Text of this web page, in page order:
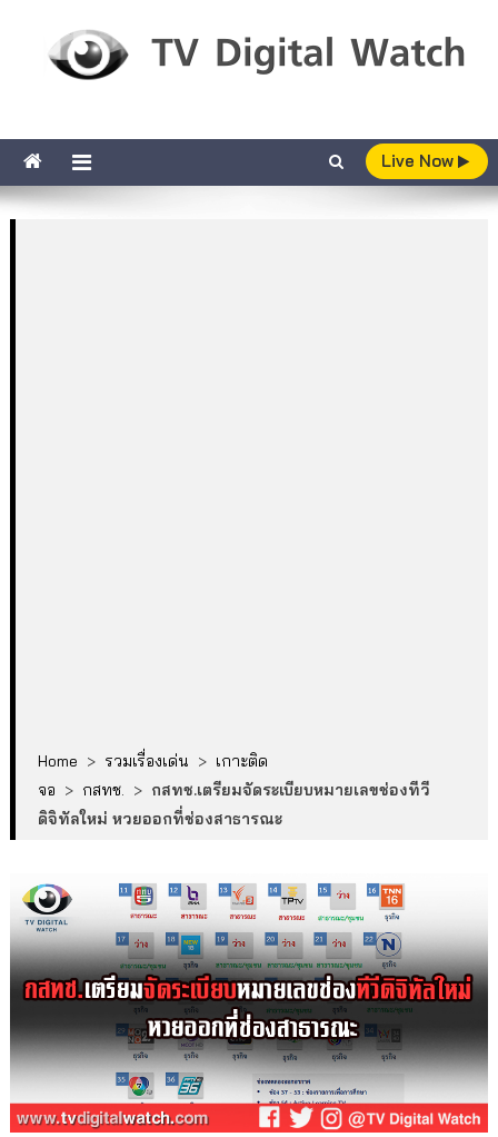
Live Now
Home > รวมเรื่องเด่น > เกาะติด
จอ > กสทช. > กสทช.เตรียมจัดระเบียบหมายเลขช่องทีวี
ดิจิทัลใหม่ หวยออกที่ช่องสาธารณะ